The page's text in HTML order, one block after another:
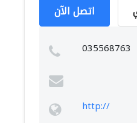
اتصل الآن
035568763
http://